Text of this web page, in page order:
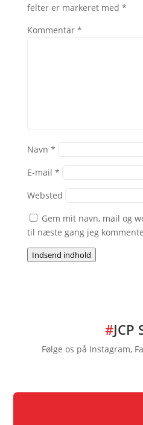
felter er markeret med *
Kommentar *
Navn *
E-mail *
Websted
Gem mit navn, mail og
til næste gang jeg
Indsend indhold
#JCP
Følge os på Instagram,